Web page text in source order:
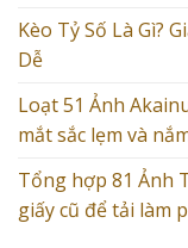
Kèo Tỷ Số Là Gì?
Dễ
Loạt 51 Ảnh
mắt sắc lẹm và
Tổng hợp 81 Ảnh
giấy cũ để tải làm